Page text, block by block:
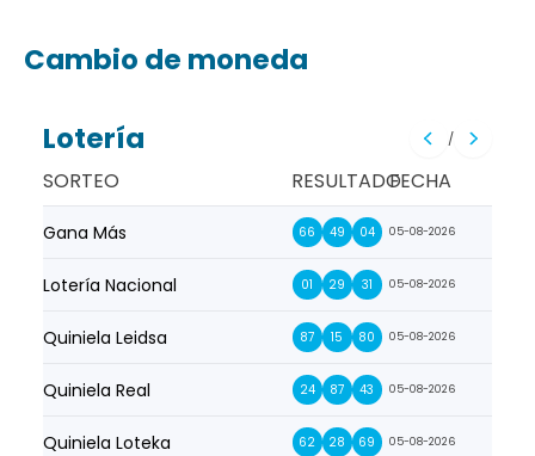
Cambio de moneda
Lotería /
SORTEO RESULTADOFECHA
Gana Más 66 49 04 05-08-2026
Lotería Nacional 01 29 31 05-08-2026
Quiniela Leidsa 87 15 80 05-08-2026
Quiniela Real 24 87 43 05-08-2026
Quiniela Loteka 62 28 69 05-08-2026